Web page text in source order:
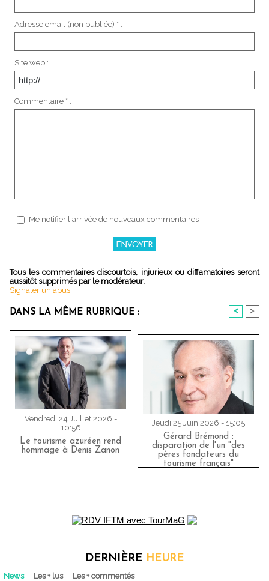
Adresse email (non publiée) * :
Site web :
Commentaire * :
Me notifier l'arrivée de nouveaux commentaires
Tous les commentaires discourtois, injurieux ou diffamatoires seront
aussitôt supprimés par le modérateur.
Signaler un abus
DANS LA MÊME RUBRIQUE : < >
Vendredi 24 Juillet 2026 -
10:56
Le tourisme azuréen rend
hommage à Denis Zanon
Jeudi 25 Juin 2026 - 15:05
Gérard Brémond :
disparation de l'un "des
pères fondateurs du
tourisme français"
DERNIÈRE HEURE
News Les + lus Les + commentés